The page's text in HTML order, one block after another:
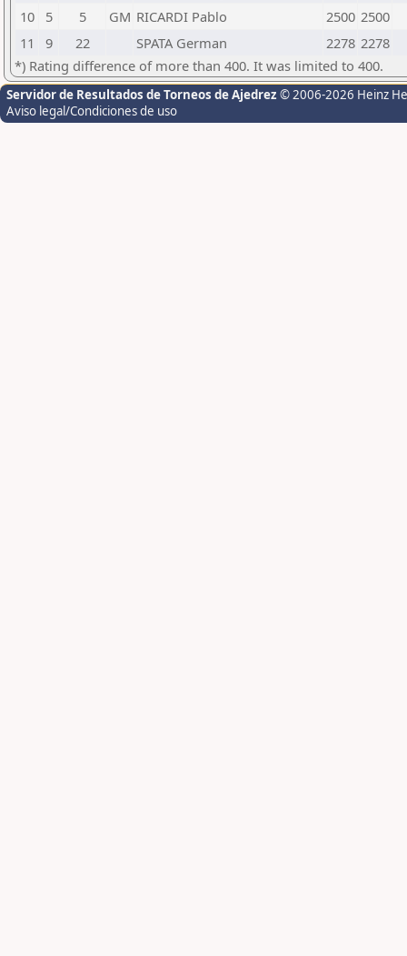
10
5 5 GM RICARDI Pablo 2500 2500
11
9 22 SPATA German 2278 2278
*) Rating difference of more than 400. It was limited to 400.
Servidor de Resultados de Torneos de Ajedrez © 2006-2026 Heinz
Aviso legal/Condiciones de uso